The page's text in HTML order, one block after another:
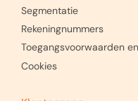
Segmentatie
Rekeningnummers
Toegangsvoorwaarden
Cookies